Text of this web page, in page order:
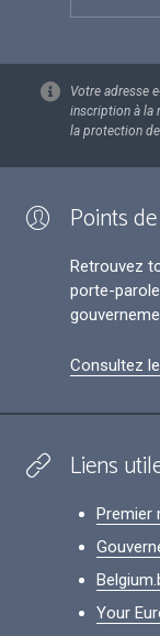
Votre adresse
inscription à la
la protection
Points
Retrouvez
porte-
Consultez
Liens
Premier
Your